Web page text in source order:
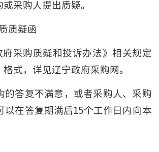
采购人提出质疑。
质疑函
采购质疑和投诉办法》相关规定
式，详见辽宁政府采购网。
的答复不满意，或者采购人、采购
在答复期满后15个工作日内向本